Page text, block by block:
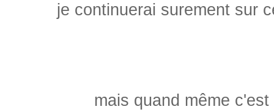
je continuerai surement sur
mais quand même